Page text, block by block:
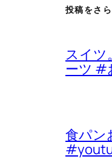
投稿をさ
スイ
ーツ #
食パン